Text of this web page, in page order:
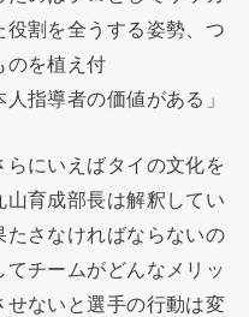
割を全うする姿勢、つ
のを植え付
指導者の価値がある」
にいえばタイの文化を
育成部長は解釈してい
たさなければならないの
チームがどんなメリッ
せないと選手の行動は変